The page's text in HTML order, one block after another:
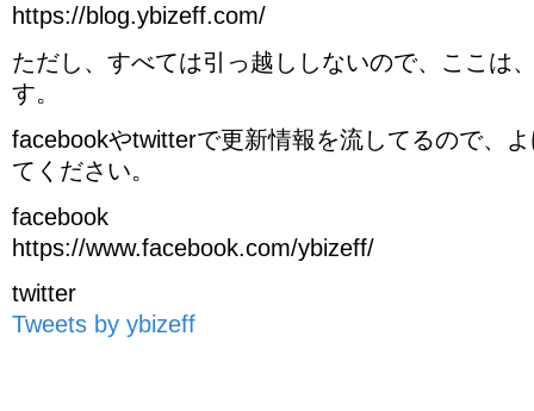
https://blog.ybizeff.com/
ただし、すべては引っ越ししないので、ここは
す。
facebookやtwitterで更新情報を流してるので、
てください。
facebook
https://www.facebook.com/ybizeff/
twitter
Tweets by ybizeff